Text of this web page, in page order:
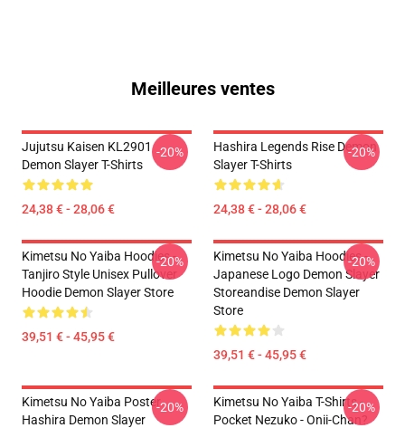
Meilleures ventes
Jujutsu Kaisen KL2901
Demon Slayer T-Shirts
24,38 € - 28,06 €
-20%
Hashira Legends Rise Demon
Slayer T-Shirts
24,38 € - 28,06 €
-20%
Kimetsu No Yaiba Hoodies -
Tanjiro Style Unisex Pullover
Hoodie Demon Slayer Store
39,51 € - 45,95 €
-20%
Kimetsu No Yaiba Hoodies -
Japanese Logo Demon Slayer
Storeandise Demon Slayer
Store
39,51 € - 45,95 €
-20%
Kimetsu No Yaiba Poster
Hashira Demon Slayer
-20%
Kimetsu No Yaiba T-Shirts -
Pocket Nezuko - Onii-Chan?
-20%